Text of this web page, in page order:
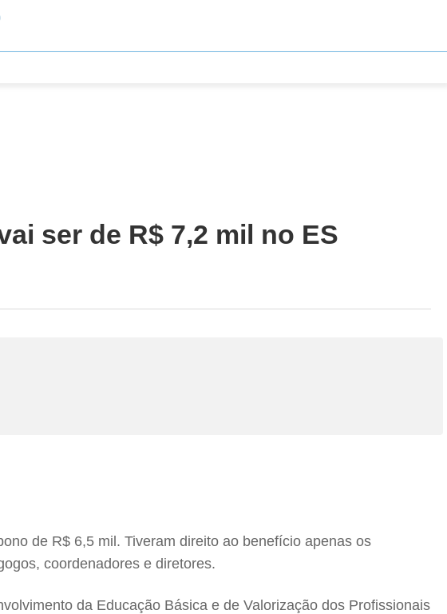
ser de R$ 7,2 mil no ES
de R$ 6,5 mil. Tiveram direito ao benefício apenas os
coordenadores e diretores.
da Educação Básica e de Valorização dos Profissionais